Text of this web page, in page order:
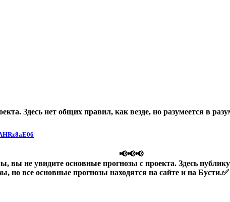
Здесь нет общих правил, как везде, но разумеется в
📢📢📢
не увидите основные прогнозы с проекта. Здесь
но все основные прогнозы находятся на сайте и на